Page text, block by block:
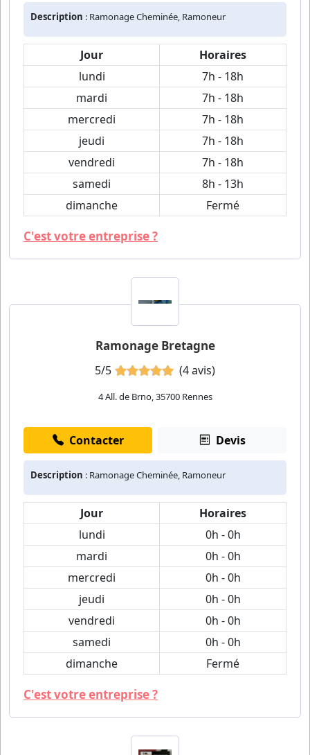
Description : Ramonage Cheminée, Ramoneur
Jour
Horaires
lundi
7h - 18h
mardi
7h - 18h
mercredi
7h - 18h
jeudi
7h - 18h
vendredi
7h - 18h
samedi
8h - 13h
dimanche
Fermé
C'est votre entreprise ?
Ramonage Bretagne
5/5 (4 avis)
4 All. de Brno, 35700 Rennes
Contacter Devis
Description : Ramonage Cheminée, Ramoneur
Jour
Horaires
lundi
0h - 0h
mardi
0h - 0h
mercredi
0h - 0h
jeudi
0h - 0h
vendredi
0h - 0h
samedi
0h - 0h
dimanche
Fermé
C'est votre entreprise ?